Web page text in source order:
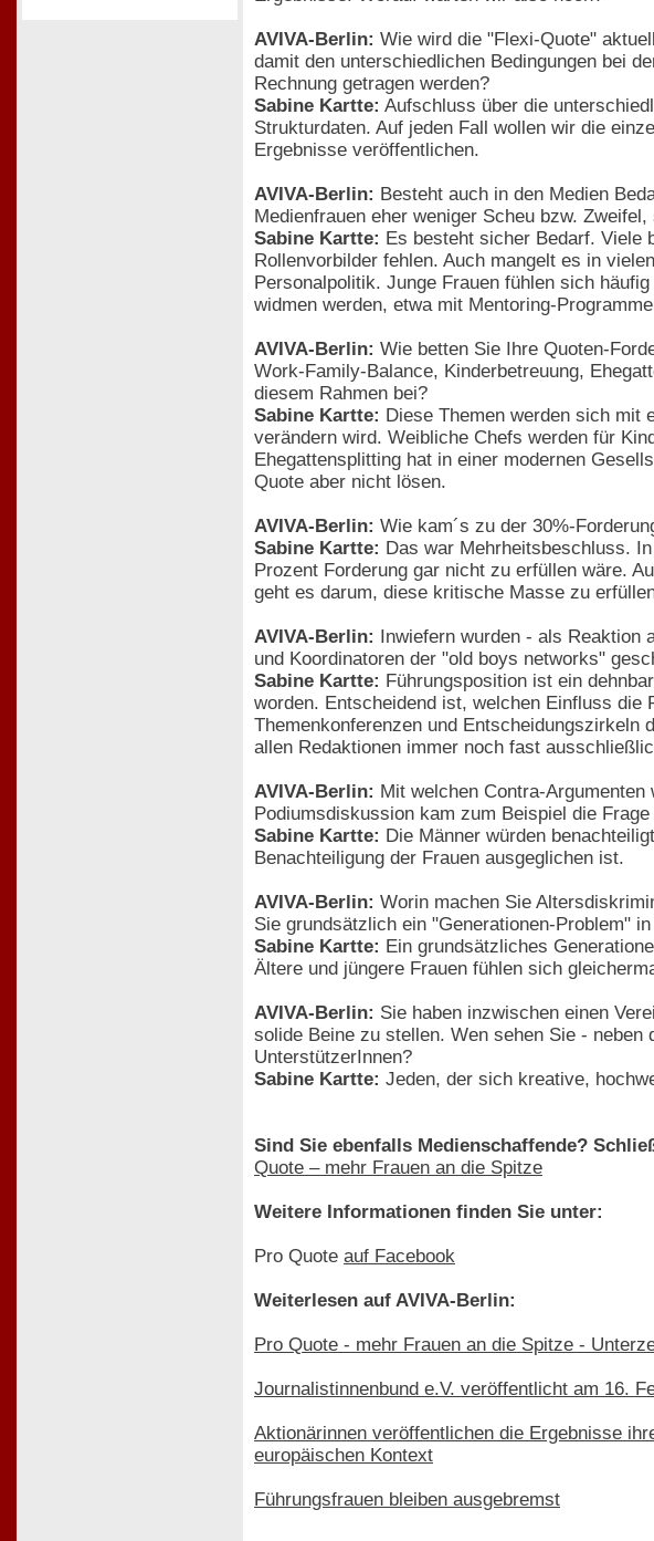
AVIVA-Berlin: Wie wird die "Flexi-Quote"
damit den unterschiedlichen Bedingungen bei
Rechnung getragen werden?
Sabine Kartte: Aufschluss über die
Strukturdaten. Auf jeden Fall wollen wir die
Ergebnisse veröffentlichen.
AVIVA-Berlin: Besteht auch in den Medien
Medienfrauen eher weniger Scheu bzw.
Sabine Kartte: Es besteht sicher Bedarf. Viele
Rollenvorbilder fehlen. Auch mangelt es in
Personalpolitik. Junge Frauen fühlen sich
widmen werden, etwa mit Mentoring-
AVIVA-Berlin: Wie betten Sie Ihre Quoten-
Work-Family-Balance, Kinderbetreuung,
diesem Rahmen bei?
Sabine Kartte: Diese Themen werden sich mit
verändern wird. Weibliche Chefs werden für
Ehegattensplitting hat in einer modernen
Quote aber nicht lösen.
AVIVA-Berlin: Wie kam´s zu der 30%-
Sabine Kartte: Das war Mehrheitsbeschluss.
Prozent Forderung gar nicht zu erfüllen wäre.
geht es darum, diese kritische Masse zu
AVIVA-Berlin: Inwiefern wurden - als Reaktion
und Koordinatoren der "old boys networks"
Sabine Kartte: Führungsposition ist ein
worden. Entscheidend ist, welchen Einfluss
Themenkonferenzen und
allen Redaktionen immer noch fast
AVIVA-Berlin: Mit welchen Contra-
Podiumsdiskussion kam zum Beispiel die
Sabine Kartte: Die Männer würden
Benachteiligung der Frauen ausgeglichen ist.
AVIVA-Berlin: Worin machen Sie
Sie grundsätzlich ein "Generationen-Problem"
Sabine Kartte: Ein grundsätzliches
Ältere und jüngere Frauen fühlen sich
AVIVA-Berlin: Sie haben inzwischen einen
solide Beine zu stellen. Wen sehen Sie -
UnterstützerInnen?
Sabine Kartte: Jeden, der sich kreative,
Sind Sie ebenfalls Medienschaffende?
Quote – mehr Frauen an die Spitze
Weitere Informationen finden Sie unter:
Pro Quote auf Facebook
Weiterlesen auf AVIVA-Berlin:
Pro Quote - mehr Frauen an die Spitze -
Journalistinnenbund e.V. veröffentlicht am 16.
Aktionärinnen veröffentlichen die Ergebnisse
europäischen Kontext
Führungsfrauen bleiben ausgebremst